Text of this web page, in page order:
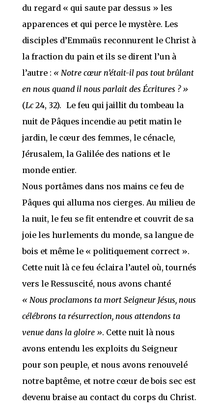
du regard « qui saute par dessus » les
apparences et qui perce le mystère. Les
disciples d’Emmaüs reconnurent le Christ à
la fraction du pain et ils se dirent l’un à
l’autre : « Notre cœur n’était-il pas tout brûlant
en nous quand il nous parlait des Écritures ? »
(Lc24, 32). Le feu qui jaillit du tombeau la
nuit de Pâques incendie au petit matin le
jardin, le cœur des femmes, le cénacle,
Jérusalem, la Galilée des nations et le
monde entier.
Nous portâmes dans nos mains ce feu de
Pâques qui alluma nos cierges. Au milieu de
la nuit, le feu se fit entendre et couvrit de sa
joie les hurlements du monde, sa langue de
bois et même le « politiquement correct ».
Cette nuit là ce feu éclaira l’autel où, tournés
vers le Ressuscité, nous avons chanté
« Nous proclamons ta mort Seigneur Jésus, nous
célébrons ta résurrection, nous attendons ta
venue dans la gloire ». Cette nuit là nous
avons entendu les exploits du Seigneur
pour son peuple, et nous avons renouvelé
notre baptême, et notre cœur de bois sec est
devenu braise au contact du corps du Christ.